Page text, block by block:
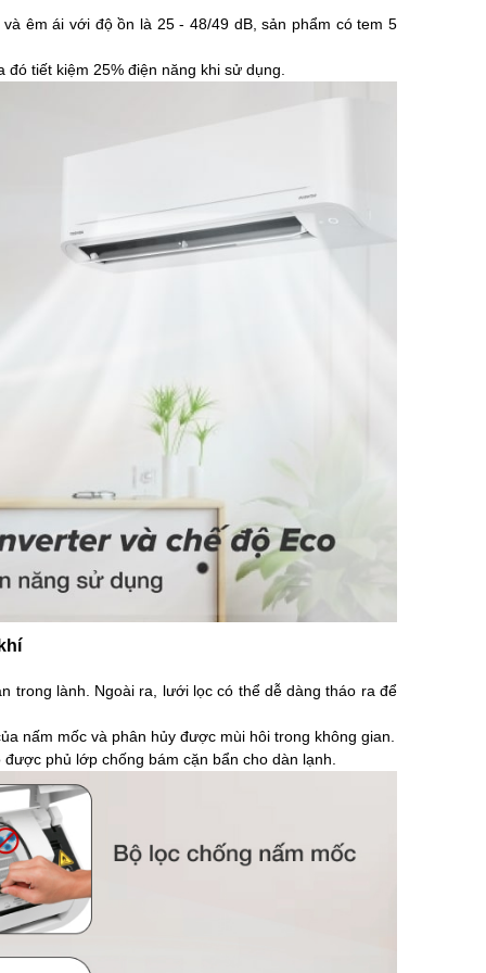
êm ái với độ ồn là 25 - 48/49 dB, sản phẩm có tem 5
tiết kiệm 25% điện năng khi sử dụng.
trong lành. Ngoài ra, lưới lọc có thể dễ dàng tháo ra để
nấm mốc và phân hủy được mùi hôi trong không gian.
phủ lớp chống bám cặn bẩn cho dàn lạnh.